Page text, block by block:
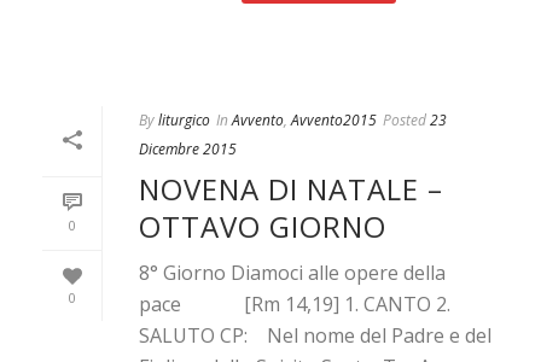
0
0
Byliturgico In Avvento,Avvento2015 Posted23
Dicembre 2015
NOVENA DI NATALE –
OTTAVO GIORNO
8° Giorno Diamoci alle opere della
pace [Rm 14,19] 1. CANTO 2.
SALUTO CP: Nel nome del Padre e del